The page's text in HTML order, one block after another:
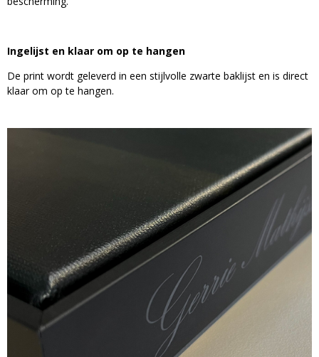
Ingelijst en klaar om op te hangen
De print wordt geleverd in een stijlvolle zwarte baklijst en is direct
klaar om op te hangen.